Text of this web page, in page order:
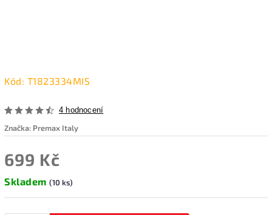
Kód: T1823334MIS
4 hodnocení
Značka: Premax Italy
699 Kč
Skladem (10 ks)